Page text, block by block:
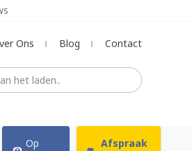
Ons Blog Contact
Op
Afspraak